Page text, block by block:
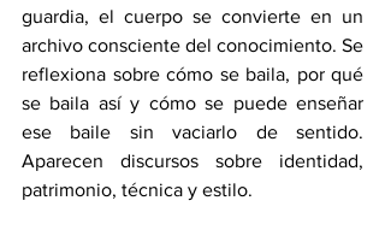
guardia, el cuerpo se convierte en un
archivo consciente del conocimiento. Se
reflexiona sobre cómo se baila, por qué
se baila así y cómo se puede enseñar
ese baile sin vaciarlo de sentido.
Aparecen discursos sobre identidad,
patrimonio, técnica y estilo.